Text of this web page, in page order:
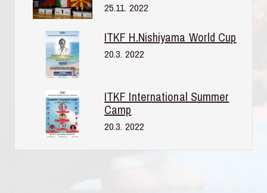
25.11. 2022
ITKF H.Nishiyama World Cup
20.3. 2022
ITKF International Summer
Camp
20.3. 2022